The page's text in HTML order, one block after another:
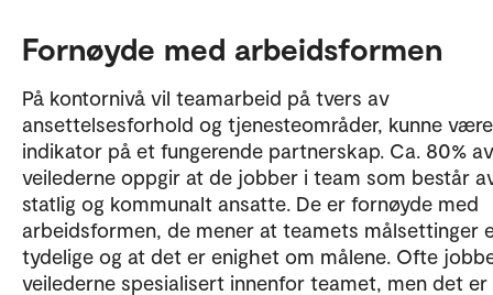
Fornøyde med arbeidsformen
På kontornivå vil teamarbeid på tvers av
ansettelsesforhold og tjenesteområder, kunne
indikator på et fungerende partnerskap. Ca. 80% av
veilederne oppgir at de jobber i team som består
statlig og kommunalt ansatte. De er fornøyde med
arbeidsformen, de mener at teamets målsettinger
tydelige og at det er enighet om målene. Ofte
veilederne spesialisert innenfor teamet, men det er